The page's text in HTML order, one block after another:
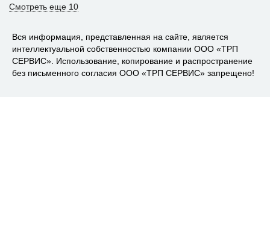
Смотреть еще 10
Вся информация, представленная на сайте, является
интеллектуальной собственностью компании ООО «ТРП
СЕРВИС». Использование, копирование и распространение
без письменного согласия ООО «ТРП СЕРВИС» запрещено!